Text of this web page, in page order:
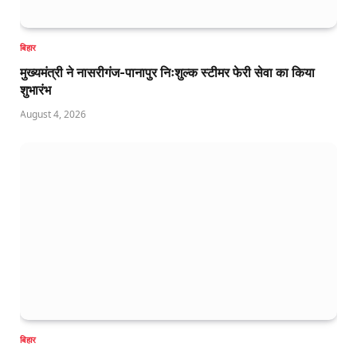
बिहार
मुख्यमंत्री ने नासरीगंज-पानापुर निःशुल्क स्टीमर फेरी सेवा का किया
शुभारंभ
August 4, 2026
बिहार